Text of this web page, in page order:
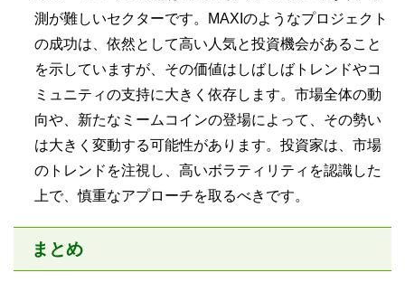
測が難しいセクターです。MAXIのようなプロジェクト
の成功は、依然として高い人気と投資機会があること
を示していますが、その価値はしばしばトレンドやコ
ミュニティの支持に大きく依存します。市場全体の動
向や、新たなミームコインの登場によって、その勢い
は大きく変動する可能性があります。投資家は、市場
のトレンドを注視し、高いボラティリティを認識した
上で、慎重なアプローチを取るべきです。
まとめ